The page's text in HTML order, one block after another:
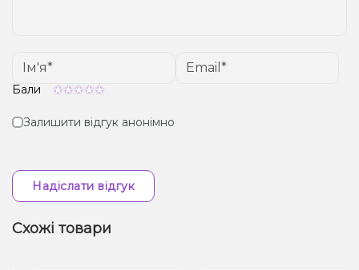
Бали
Залишити відгук анонімно
Надіслати відгук
Схожі товари